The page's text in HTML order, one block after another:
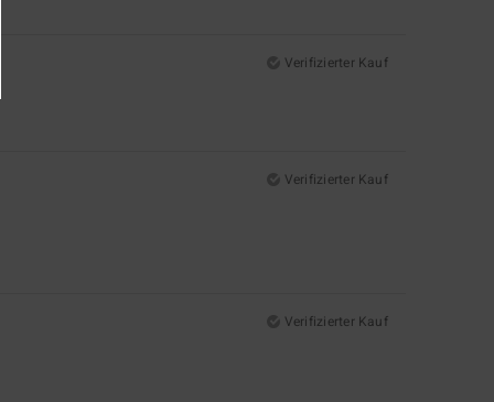
Verifizierter Kauf
Verifizierter Kauf
Verifizierter Kauf